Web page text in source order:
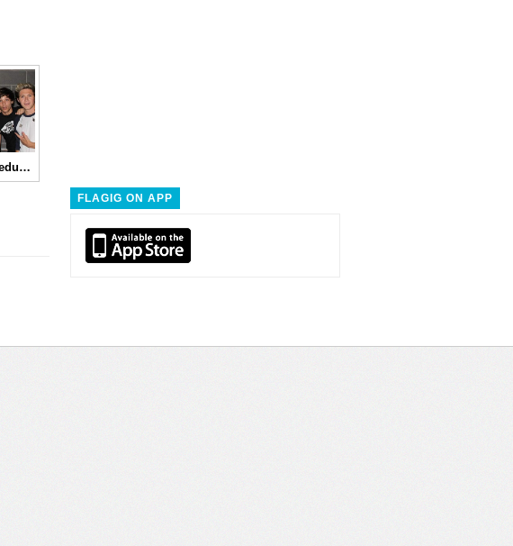
1D Rilis Trailer Kedua Film “One Direction : Where We Are – The Concert Film”
FLAGIG ON APP